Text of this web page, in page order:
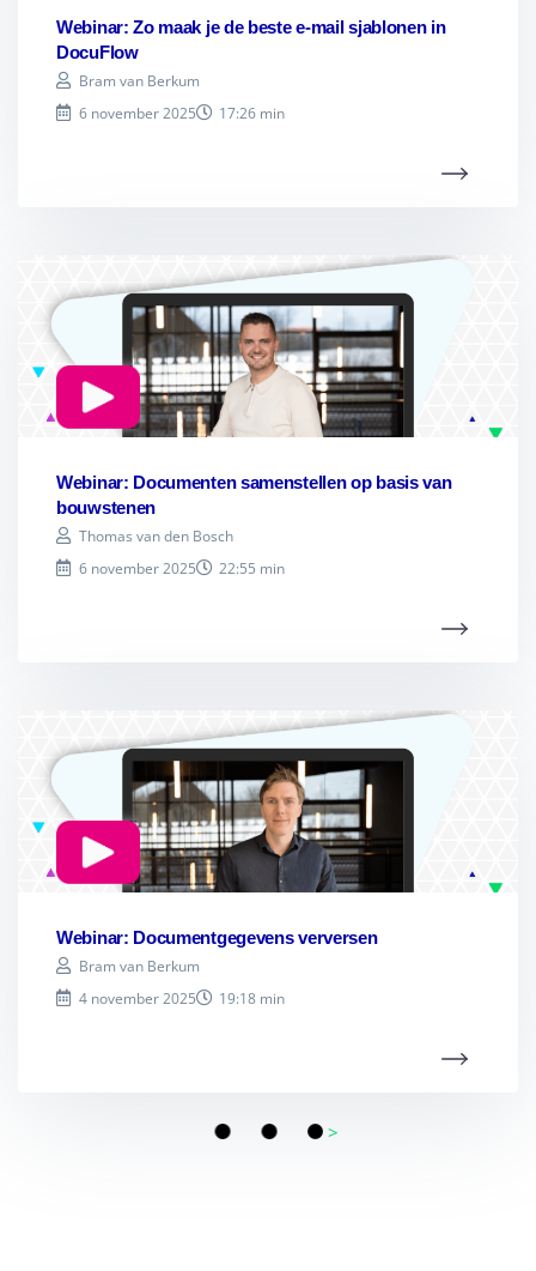
Webinar: Zo maak je de beste e-mail sjablonen in
DocuFlow
Bram van Berkum
6 november 2025
17:26 min
Webinar: Documenten samenstellen op basis van
bouwstenen
Thomas van den Bosch
6 november 2025
22:55 min
Webinar: Documentgegevens verversen
Bram van Berkum
4 november 2025
19:18 min
>